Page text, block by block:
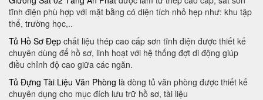
tĩnh điện phù hợp với mặt bằng có diện tích nhỏ hẹp như: khu tập
thể, trường học,..
Tủ Hồ Sơ Đẹp chất liệu thép cao cấp sơn tĩnh điện được thiết kế
chuyên dùng để hồ sơ, linh hoạt với hệ thống đợt di động giúp
điều chỉnh độ cao giữa các ngăn.
Tủ Đựng Tài Liệu Văn Phòng là dòng tủ văn phòng được thiết kế
chuyên dụng cho mục đích lưu trữ hồ sơ, tài liệu